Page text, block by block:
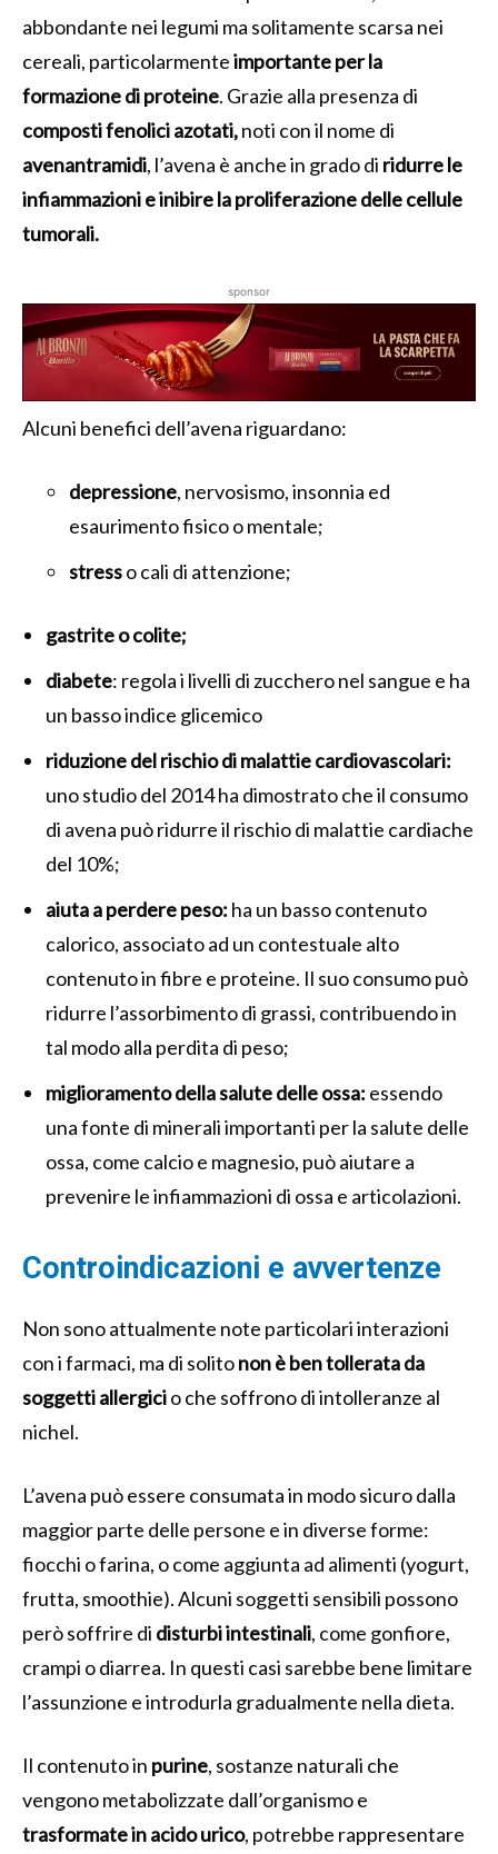
abbondante nei legumi ma solitamente scarsa nei
cereali, particolarmenteimportante per la
formazione di proteine. Grazie alla presenza di
composti fenolici azotati,noti con il nome di
avenantramidi, l’avena è anche in grado di ridurre le
infiammazioni e inibire la proliferazione delle cellule
tumorali.
sponsor
Alcuni benefici dell’avena riguardano:
depressione, nervosismo, insonnia ed
esaurimento fisico o mentale;
stresso cali di attenzione;
gastrite o colite;
diabete: regola i livelli di zucchero nel sangue e ha
un basso indice glicemico
riduzione del rischio di malattie cardiovascolari:
uno studio del 2014 ha dimostrato che il consumo
di avena può ridurre il rischio di malattie cardiache
del 10%;
aiuta a perdere peso: ha un basso contenuto
calorico, associato ad un contestuale alto
contenuto in fibre e proteine. Il suo consumo può
ridurre l’assorbimento di grassi, contribuendo in
tal modo alla perdita di peso;
miglioramento della salute delle ossa: essendo
una fonte di minerali importanti per la salute delle
ossa, come calcio e magnesio, può aiutare a
prevenire le infiammazioni di ossa e articolazioni.
Controindicazioni e avvertenze
Non sono attualmente note particolari interazioni
con i farmaci, ma di solitonon è ben tollerata da
soggetti allergicio che soffrono di intolleranze al
nichel.
L’avena può essere consumata in modo sicuro dalla
maggior parte delle persone e in diverse forme:
fiocchi o farina, o come aggiunta ad alimenti (yogurt,
frutta, smoothie). Alcuni soggetti sensibili possono
però soffrire di disturbi intestinali, come gonfiore,
crampi o diarrea. In questi casi sarebbe bene limitare
l’assunzione e introdurla gradualmente nella dieta.
Il contenuto in purine, sostanze naturali che
vengono metabolizzate dall’organismo e
trasformate in acido urico, potrebbe rappresentare